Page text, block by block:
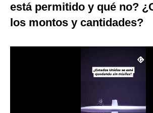
Club del Suscriptor
está permitido y qué no?
los montos y cantidades?